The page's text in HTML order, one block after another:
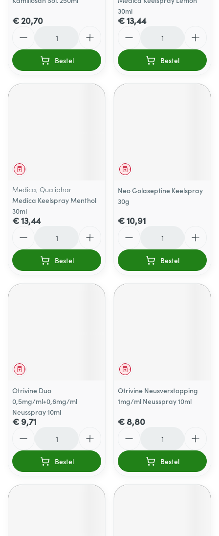
€ 20,70
Bestel
30ml
€ 13,44
Bestel
Geneesmiddel
Medica, Qualiphar
Medica Keelspray Menthol
30ml
€ 13,44
Bestel
Geneesmiddel
Neo Golaseptine Keelspray
30g
€ 10,91
Bestel
Geneesmiddel
Otrivine Duo
0,5mg/ml+0,6mg/ml
Neusspray 10ml
€ 9,71
Bestel
Geneesmiddel
Otrivine Neusverstopping
1mg/ml Neusspray 10ml
€ 8,80
Bestel